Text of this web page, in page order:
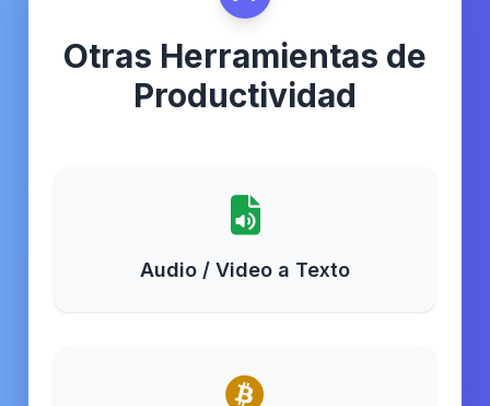
Otras Herramientas de
Productividad
Audio / Video a Texto